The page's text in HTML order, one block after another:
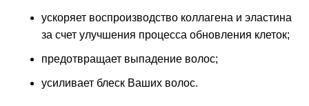
ускоряет воспроизводство коллагена и эластина
за счет улучшения процесса обновления клеток;
предотвращает выпадение волос;
усиливает блеск Ваших волос.